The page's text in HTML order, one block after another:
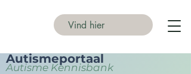
Autismeportaal
Autisme Kennisbank